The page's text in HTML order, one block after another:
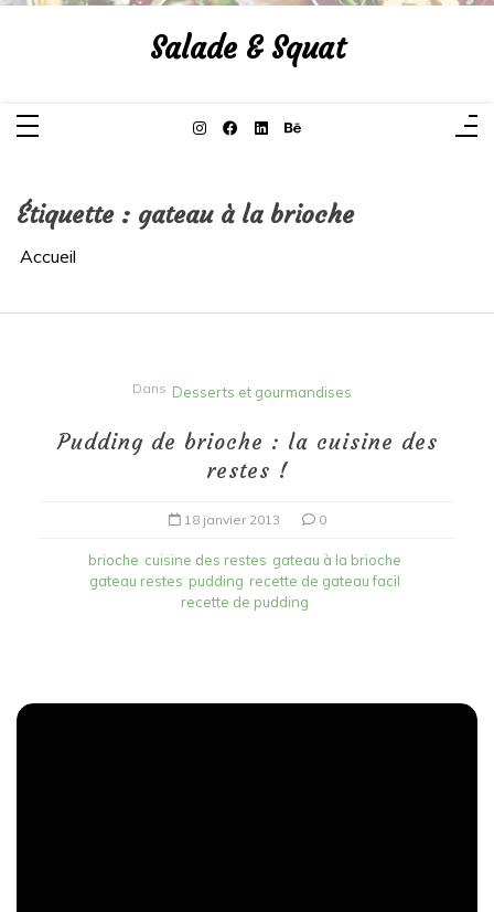
Aller
Salade & Squat
Étiquette : gateau à la brioche
Accueil
Dans Desserts et gourmandises
Pudding de brioche : la cuisine des
restes !
18 janvier 2013 0
brioche cuisine des restes gateau à la brioche
gateau restes pudding recette de gateau facil
recette de pudding